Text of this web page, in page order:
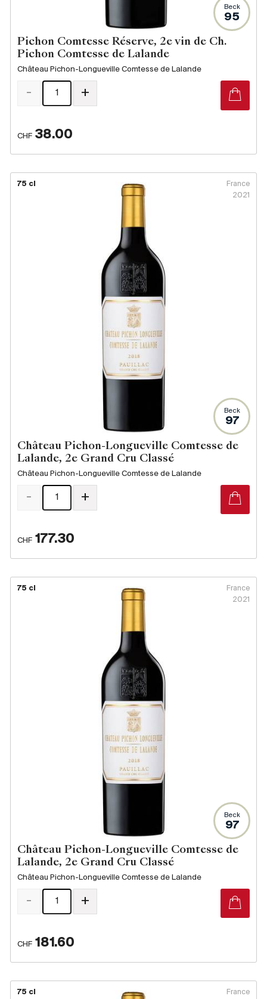
Beck
95
Pichon Comtesse Réserve, 2e vin de Ch.
Pichon Comtesse de Lalande
Château Pichon-Longueville Comtesse de Lalande
CHF 38.00
- +
75 cl
France
2021
Beck
97
Château Pichon-Longueville Comtesse de
Lalande, 2e Grand Cru Classé
Château Pichon-Longueville Comtesse de Lalande
CHF 177.30
- +
75 cl
France
2021
Beck
97
Château Pichon-Longueville Comtesse de
Lalande, 2e Grand Cru Classé
Château Pichon-Longueville Comtesse de Lalande
CHF 181.60
- +
75 cl
France